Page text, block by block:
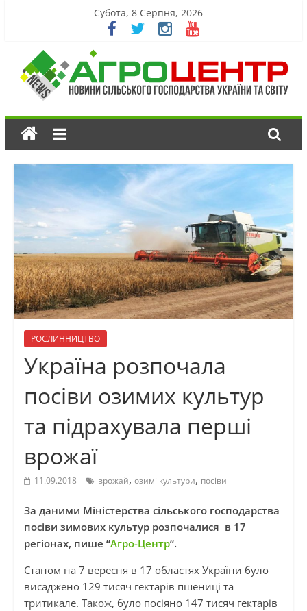
Субота, 8 Серпня, 2026
РОСЛИННИЦТВО
Україна розпочала
посіви озимих культур
та підрахувала перші
врожаї
11.09.2018 врожай, озимі культури, посіви
За даними Міністерства сільського господарства
посіви зимових культур розпочалися в 17
регіонах, пише “Агро-Центр“.
Станом на 7 вересня в 17 областях України було
висаджено 129 тисяч гектарів пшениці та
тритикале. Також, було посіяно 147 тисяч гектарів